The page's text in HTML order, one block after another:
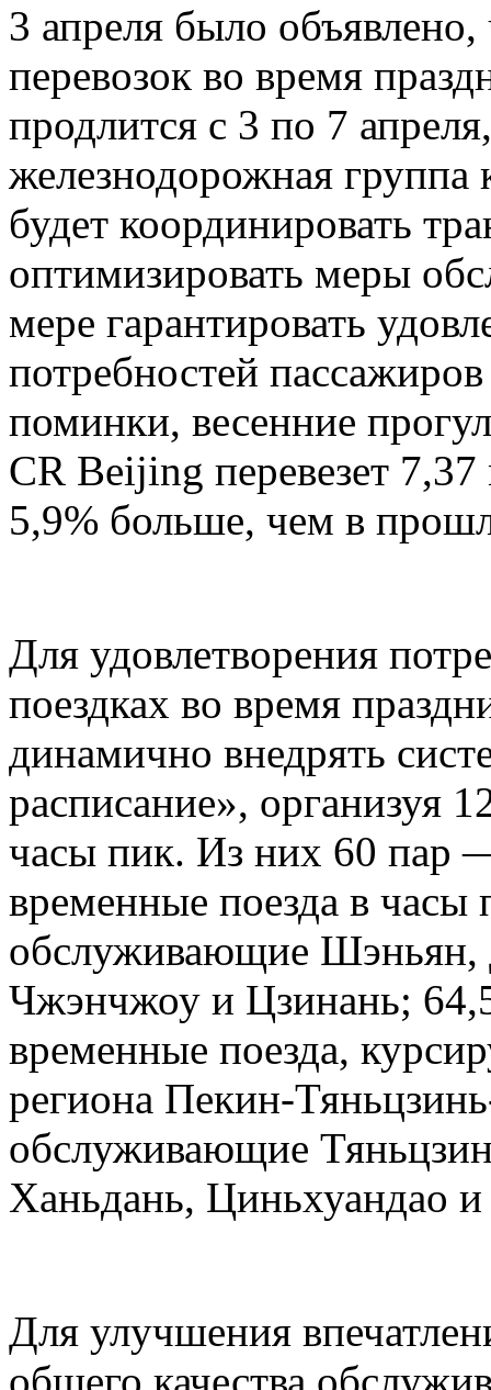
3 апреля было
перевозок во время
продлится с 3 по 7
железнодорожная
будет координировать
оптимизировать меры
мере гарантировать
потребностей
поминки, весенние
CR Beijing перевезет
5,9% больше, чем в
Для удовлетворения
поездках во время
динамично внедрять
расписание», организуя
часы пик. Из них 60 пар
временные поезда в часы
обслуживающие Шэньян,
Чжэнчжоу и Цзинань;
временные поезда,
региона Пекин-
обслуживающие
Ханьдань, Циньхуандао
Для улучшения
общего качества